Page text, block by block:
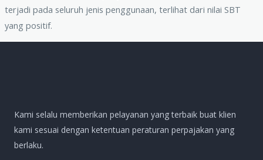
terjadi pada seluruh jenis penggunaan, terlihat dari nilai SBT
yang positif.
Kami selalu memberikan pelayanan yang terbaik buat klien
kami sesuai dengan ketentuan peraturan perpajakan yang
berlaku.